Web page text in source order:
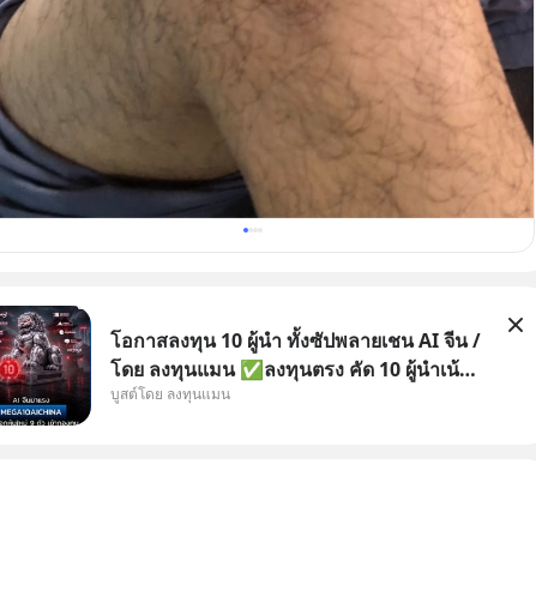
โอกาสลงทุน 10 ผู้นำ ทั้งซัปพลายเชน AI จีน /
โดย ลงทุนแมน ✅ลงทุนตรง คัด 10 ผู้นำเน้น
ๆ ในธีม AI จีน ✅คัดเลือกหุ้นใหม่ 9 ตัว เข้า
บูสต์โดย ลงทุนแมน